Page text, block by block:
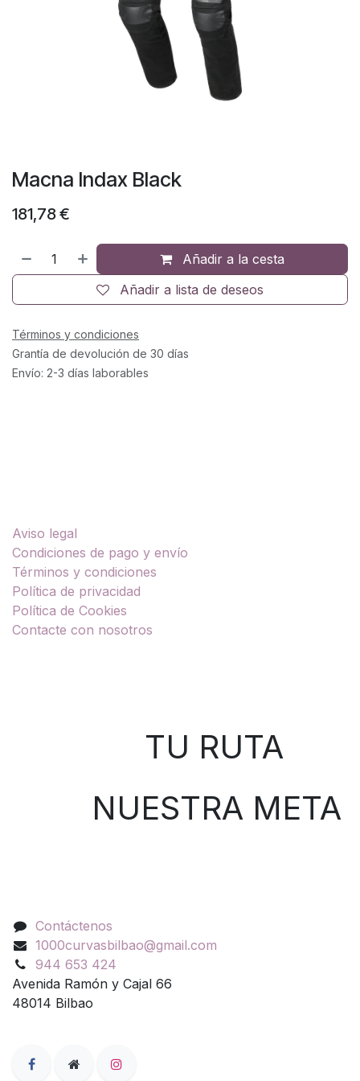
Macna Indax Black
181,78€
Añadir a la cesta
Añadir a lista de deseos
Términos y condiciones
Grantía de devolución de 30 días
Envío: 2-3 días laborables
Aviso legal
Condiciones de pago y envío
Términos y condiciones
Política de privacidad
Política de Cookies
Contacte con nosotros
TU RUTA
NUESTRA META
Contáctenos
1000curvasbilbao@gmail.com
944 653 424
Avenida Ramón y Cajal 66
48014 Bilbao